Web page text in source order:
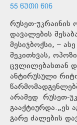
55 ᲬᲣᲗᲘ ᲬᲘᲜ
რუსეთ-უკრაინის
დავალების
მესიჯბოქსი, –
შეკითხვას,
ცვლილებასთან
ანტირუსული
არამედ რუსეთ-
გააქტიურდა.„ეს
გარე ძალების